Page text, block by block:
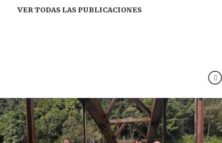
VER TODAS LAS PUBLICACIONES